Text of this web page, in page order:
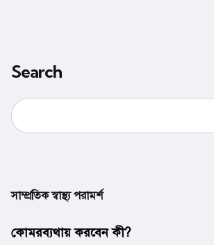
Search
সাম্প্রতিক স্বাস্থ্য পরামর্শ
কোমরব্যথায় করবেন কী?